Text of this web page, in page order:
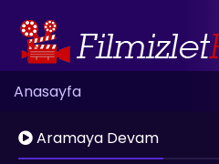
Anasayfa
Aramaya Devam